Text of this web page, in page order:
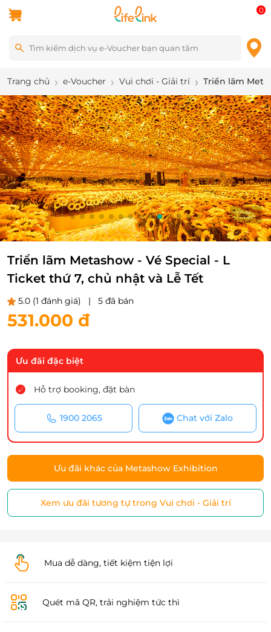
0
Trang chủ e-Voucher Vui chơi - Giải trí Triển lãm
11/14
Triển lãm Metashow - Vé Special - L
Ticket thứ 7, chủ nhật và Lễ Tết
5.0 (1 đánh giá) | 5 đã bán
531.000 đ
Ưu đãi đặc biệt
Hỗ trợ booking, đặt bàn
1900 2065 Chat với Zalo
Ưu đãi khác của Metashow Exhibition
Xem ưu đãi tương tự trong Vui chơi - Giải trí
Mua dễ dàng, tiết kiệm tiện lợi
Quét mã QR, trải nghiệm tức thì